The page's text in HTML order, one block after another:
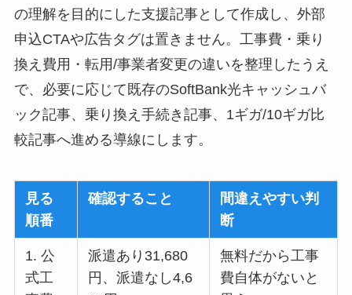
の理解を目的にした支援記事として作成し、外部
申込CTAや広告タグは置きません。工事費・乗り
換え費用・転用/事業者変更の違いを整理したうえ
で、必要に応じて既存のSoftBank光キャッシュバ
ック記事、乗り換え手続き記事、1ギガ/10ギガ比
較記事へ進める導線にします。
見る
順番
確認すること
間違えやすい判
断
1. 公
式工
派遣あり31,680
円、派遣なし4,6
無料だから工事
費自体がないと